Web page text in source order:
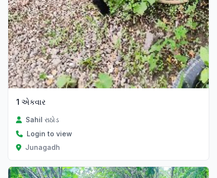
1 એકવાર
Sahil રાઠોડ
Login to view
Junagadh